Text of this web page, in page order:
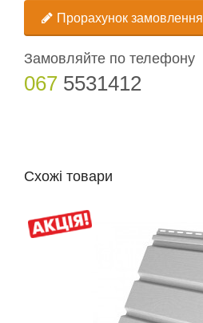
Прорахунок замовлення
Замовляйте по телефону
067 5531412
Схожі товари